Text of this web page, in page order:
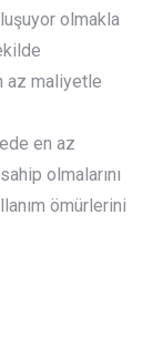
olmakla
az maliyetle
en az
olmalarını
ömürlerini